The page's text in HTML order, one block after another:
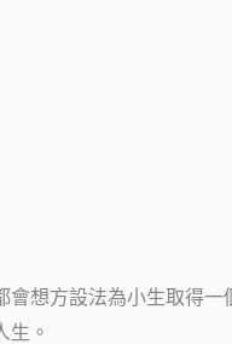
想方設法為小生取得
生。